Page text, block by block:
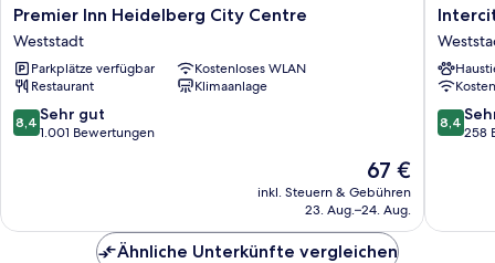
Premier
Inn
Heidelberg
City
Centre
Weststadt
Premier Inn Heidelberg City Centre
Weststadt
Parkplätze verfügbar
Kostenloses WLAN
Restaurant
Klimaanlage
8.4
von
Bewertungen
8,4 Sehr gut
1.001 Bewertungen
Der
Preis
beträgt
67 €
inkl. Steuern & Gebühren
23. Aug.–24. Aug.
8.4
von
8,4
258
Ähnliche Unterkünfte vergleichen